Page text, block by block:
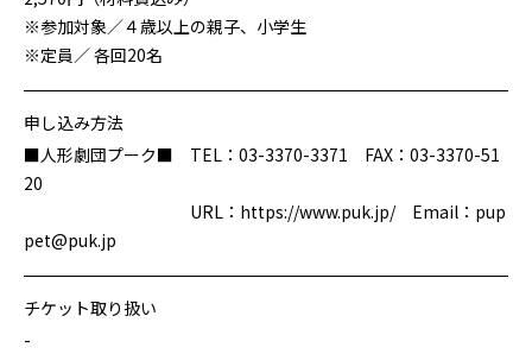
※参加対象／４歳以上の親子、小学生
※定員／ 各回20名
申し込み方法
■人形劇団プーク■ TEL：03-3370-3371 FAX：03-3370-51
20
URL：https://www.puk.jp/ Email：pup
pet@puk.jp
チケット取り扱い
-